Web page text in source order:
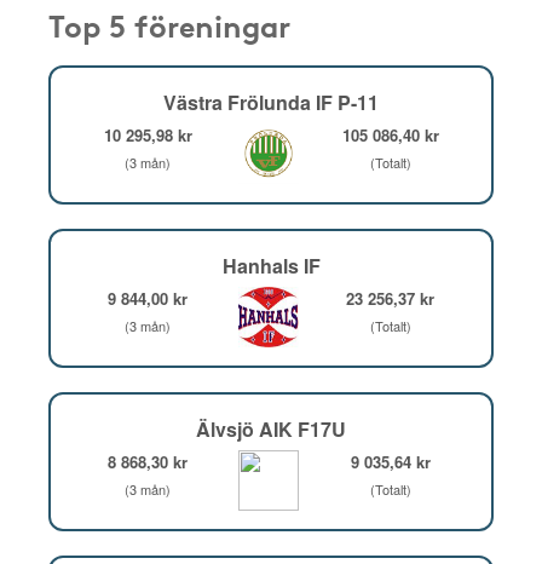
Top 5 föreningar
Västra Frölunda IF P-11
10 295,98 kr
(3 mån)
105 086,40 kr
(Totalt)
Hanhals IF
9 844,00 kr
(3 mån)
23 256,37 kr
(Totalt)
Älvsjö AIK F17U
8 868,30 kr
(3 mån)
9 035,64 kr
(Totalt)